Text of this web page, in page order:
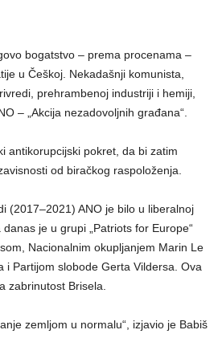
bogatstvo – prema procenama –
u Češkoj. Nekadašnji komunista,
prehrambenoj industriji i hemiji,
– „Akcija nezadovoljnih građana“.
antikorupcijski pokret, da bi zatim
od biračkog raspoloženja.
(2017–2021) ANO je bilo u liberalnoj
je u grupi „Patriots for Europe“
Nacionalnim okupljanjem Marin Le
i Partijom slobode Gerta Vildersa. Ova
zabrinutost Brisela.
zemljom u normalu“, izjavio je Babiš